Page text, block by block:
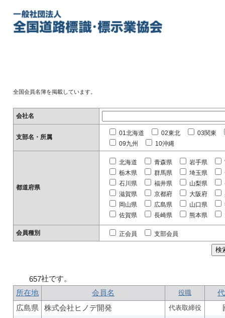
全国会員名簿を掲載しています。
会社名
支部名・所属
01北海道 02東北
03関東
09九州
10沖縄
都道府県
北海道 青森県 岩手県
栃木県
群馬県 埼玉県
石川県
福井県 山梨県
滋賀県
京都府 大阪府
岡山県
広島県 山口県
佐賀県
長崎県 熊本県
会員種別 正会員 支部会員
657社です。
所在地
会員名 役職
広島県
株式会社ヒノデ開発 代表取締役